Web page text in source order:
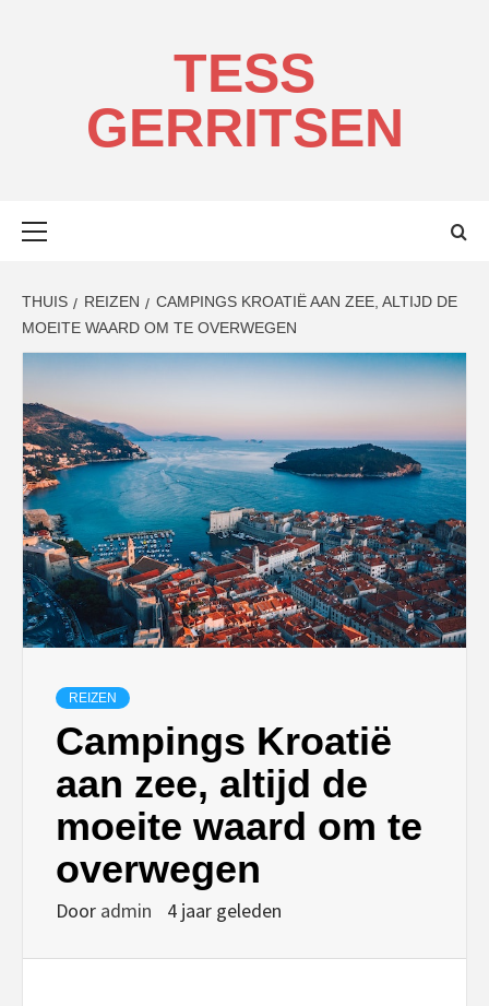
TESS
GERRITSEN
THUIS REIZEN
CAMPINGS KROATIË AAN ZEE, ALTIJD DE
MOEITE WAARD OM TE OVERWEGEN
REIZEN
Campings Kroatië
aan zee, altijd de
moeite waard om te
overwegen
Door admin 4 jaar geleden